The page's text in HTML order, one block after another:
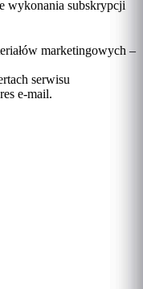
wykonania subskrypcji
marketingowych –
serwisu
e-mail.